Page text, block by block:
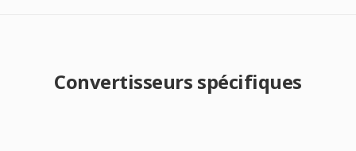
Convertisseurs spécifiques